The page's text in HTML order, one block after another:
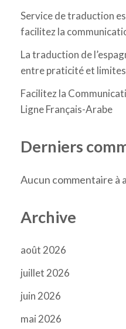
Service de traduction
facilitez la
La traduction de
entre praticité et limites
Facilitez la
Ligne Français-Arabe
Derniers
Aucun commentaire à
Archive
août 2026
juillet 2026
juin 2026
mai 2026